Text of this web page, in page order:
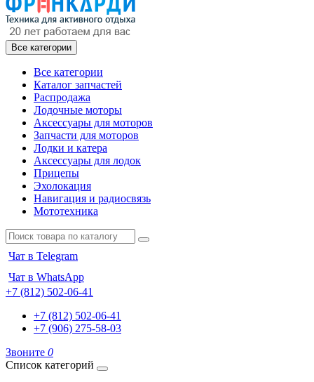
Все категории
Все категории
Каталог запчастей
Распродажа
Лодочные моторы
Аксессуары для моторов
Запчасти для моторов
Лодки и катера
Аксессуары для лодок
Прицепы
Эхолокация
Навигация и радиосвязь
Мототехника
Чат в Telegram
Чат в WhatsApp
+7 (812) 502-06-41
+7 (812) 502-06-41
+7 (906) 275-58-03
Звоните 0
Список категорий